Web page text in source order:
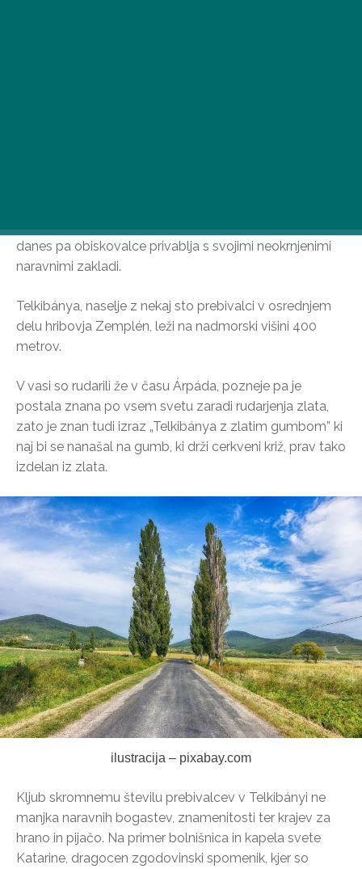
Zempléna, ki je bila nekoč znana po kopanju zlata,
danes pa obiskovalce privablja s svojimi neokrnjenimi
naravnimi zakladi.
Telkibánya, naselje z nekaj sto prebivalci v osrednjem
delu hribovja Zemplén, leži na nadmorski višini 400
metrov.
V vasi so rudarili že v času Árpáda, pozneje pa je
postala znana po vsem svetu zaradi rudarjenja zlata,
zato je znan tudi izraz „Telkibánya z zlatim gumbom” ki
naj bi se nanašal na gumb, ki drži cerkveni križ, prav tako
izdelan iz zlata.
ilustracija – pixabay.com
Kljub skromnemu številu prebivalcev v Telkibányi ne
manjka naravnih bogastev, znamenitosti ter krajev za
hrano in pijačo. Na primer bolnišnica in kapela svete
Katarine, dragocen zgodovinski spomenik, kjer so